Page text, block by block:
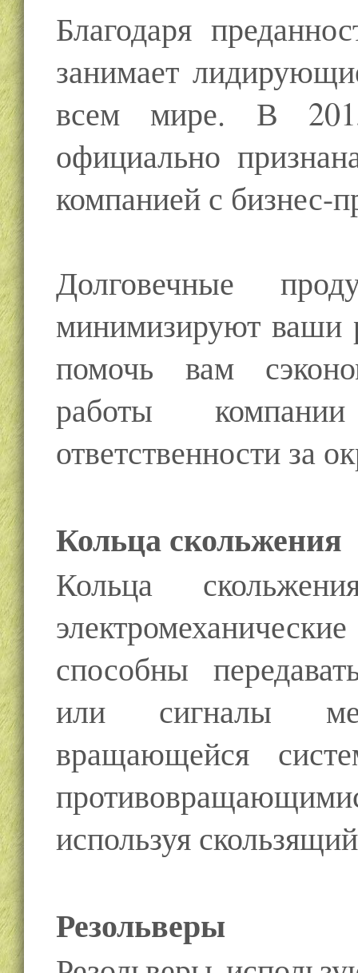
Благодаря
занимает
всем мире. В
официально
компанией с бизнес-
Долговечные
минимизируют ваши
помочь вам
работы
ответственности за
Кольца скольжения
Кольца
способны
или сигналы
вращающейся
используя
Резольверы